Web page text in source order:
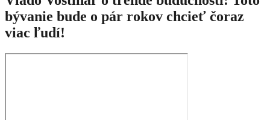
bývanie bude o pár rokov chcieť čoraz
viac ľudí!